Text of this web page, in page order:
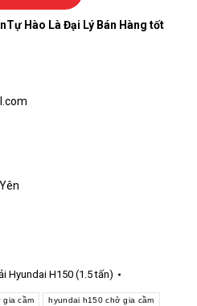
Hào Là Đại Lý Bán Hàng tốt
Hyundai H150 (1.5 tấn)
gia cầm hyundai h150 chở gia cầm